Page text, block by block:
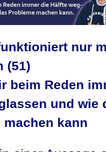
nur
(51)
beim Reden
und wie
machen kann